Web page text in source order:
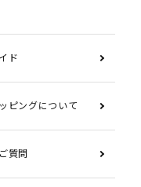
ド
ピングについて
質問